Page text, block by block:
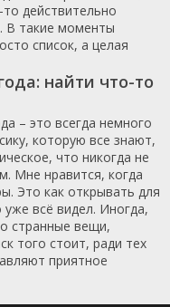
действительно
В такие моменты
список, а целая
найти что-то
– это всегда немного
которую все знают,
что никогда не
Мне нравится, когда
Это как открывать для
уже всё видел. Иногда,
странные вещи,
того стоит, ради тех
приятное